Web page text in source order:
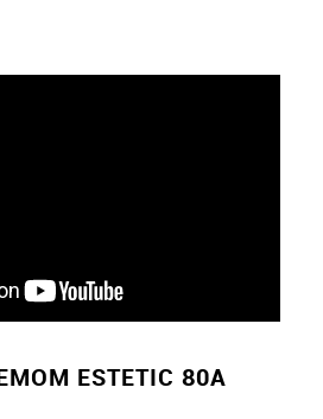
ESTETIC 80A